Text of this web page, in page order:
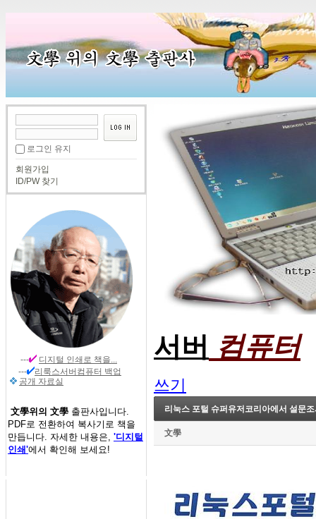
로그인 유지
회원가입
ID/PW 찾기
--- 디지털 인쇄 로 책을...
---
리룩스서버컴퓨터 백업
공개 자료실
文學위의 文學 출판사입니다.
PDF로 전환하여 복사기로 책을
만듭니다. 자세한 내용은, '디지털
인쇄'에서 확인해 보세요!
서버 컴퓨터
쓰기
리눅스 포털 슈퍼유저코리아에서 설문
文學